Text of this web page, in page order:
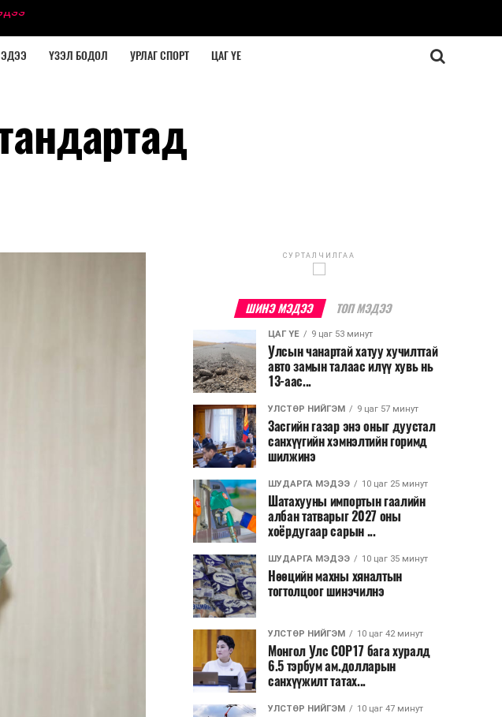
ҮЗЭЛ БОДОЛ УРЛАГ СПОРТ ЦАГ ҮЕ
СУРТАЛЧИЛГАА
ШИНЭ МЭДЭЭ ТОП МЭДЭЭ
ЦАГ ҮЕ 9 цаг 53 минут
Улсын чанартай хатуу хучилттай
авто замын талаас илүү хувь нь
13-аас...
УЛСТӨР НИЙГЭМ 9 цаг 57 минут
Засгийн газар энэ оныг дуустал
санхүүгийн хэмнэлтийн горимд
шилжинэ
ШУДАРГА МЭДЭЭ 10 цаг 25 минут
Шатахууны импортын гаалийн
албан татварыг 2027 оны
хоёрдугаар сарын ...
ШУДАРГА МЭДЭЭ 10 цаг 35 минут
Нөөцийн махны хяналтын
тогтолцоог шинэчилнэ
УЛСТӨР НИЙГЭМ 10 цаг 42 минут
Монгол Улс COP17 бага хуралд
6.5 тэрбум ам.долларын
санхүүжилт татах...
УЛСТӨР НИЙГЭМ 10 цаг 47 минут